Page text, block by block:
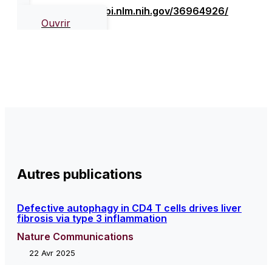
https://pubmed.ncbi.nlm.nih.gov/36964926/
Ouvrir
Autres publications
Defective autophagy in CD4 T cells drives liver
fibrosis via type 3 inflammation
Nature Communications
22 Avr 2025